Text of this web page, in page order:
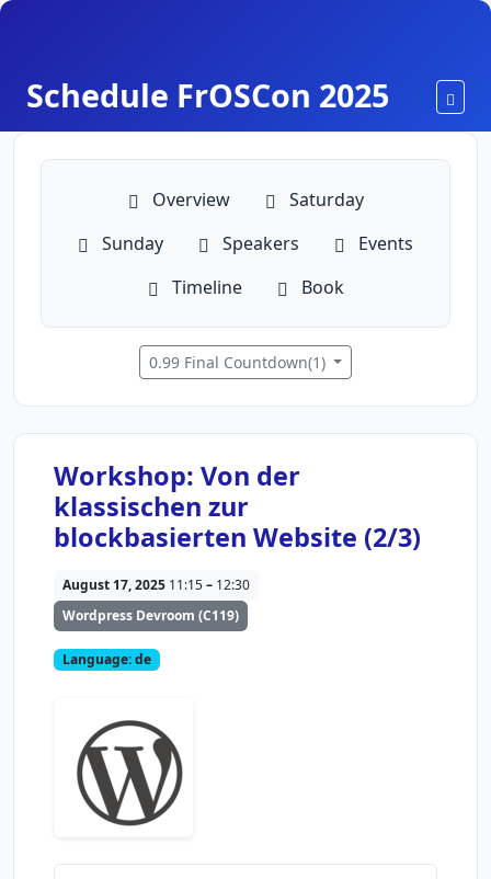
Schedule FrOSCon 2025
Overview
Saturday
Sunday
Speakers
Events
Timeline
Book
0.99 Final Countdown(1)
Workshop: Von der
klassischen zur
blockbasierten Website (2/3)
August 17, 2025 11:15– 12:30
Wordpress Devroom (C119)
Language:de